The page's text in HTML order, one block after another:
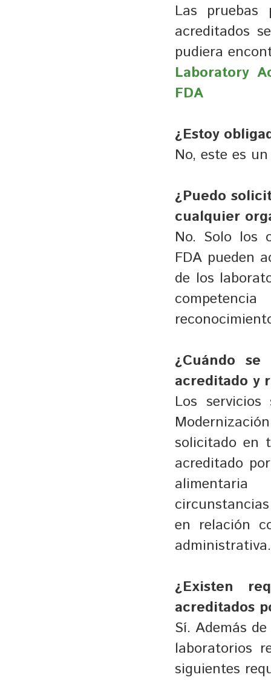
Las
acreditados
pudiera
Laboratory
FDA
¿Estoy
No, este es
¿Puedo
cualquier
No. Solo los
FDA pueden
de los
¿Cuándo
acreditado y
Los
solicitado en
acreditado
en relación
administrativa.
¿Existen
acreditados
Sí. Además
laboratorios
siguientes